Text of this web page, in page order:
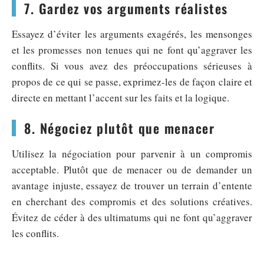
7. Gardez vos arguments réalistes
Essayez d’éviter les arguments exagérés, les mensonges
et les promesses non tenues qui ne font qu’aggraver les
conflits. Si vous avez des préoccupations sérieuses à
propos de ce qui se passe, exprimez-les de façon claire et
directe en mettant l’accent sur les faits et la logique.
8. Négociez plutôt que menacer
Utilisez la négociation pour parvenir à un compromis
acceptable. Plutôt que de menacer ou de demander un
avantage injuste, essayez de trouver un terrain d’entente
en cherchant des compromis et des solutions créatives.
Évitez de céder à des ultimatums qui ne font qu’aggraver
les conflits.